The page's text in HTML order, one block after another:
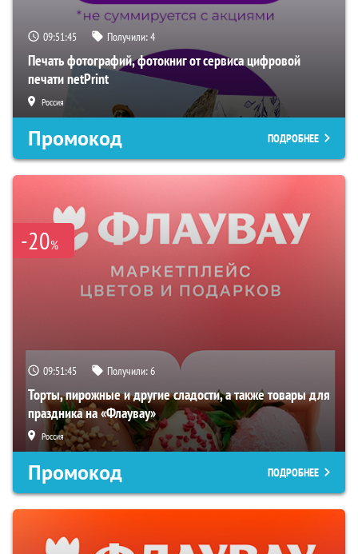
09:51:44 Получили:4
Печать фотографий, фотокниг от сервиса цифровой
печати netPrint
Россия
Промокод ПОДРОБНЕЕ
-20%
09:51:44 Получили:6
Торты, пирожные и другие сладости, а также товары для
праздника на «Флаувау»
Россия
Промокод ПОДРОБНЕЕ